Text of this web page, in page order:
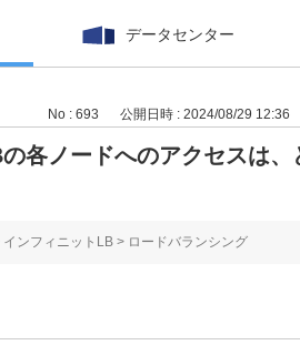
データセンター
No : 693 公開日時 : 2024/08/29 12:36
各ノードへのアクセスは
インフィニットLB> ロードバランシング